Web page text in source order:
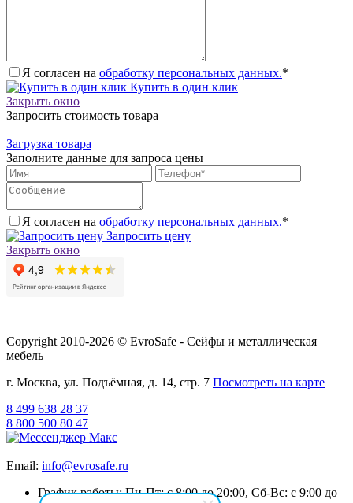
Я согласен на обработку персональных данных.*
Купить в один клик
Закрыть окно
Запросить стоимость товара
Загрузка товара
Заполните данные для запроса цены
Я согласен на обработку персональных данных.*
Запросить цену
Закрыть окно
Copyright 2010-2026 © EvroSafe - Сейфы и металлическая
мебель
г. Москва, ул. Подъёмная, д. 14, стр. 7 Посмотреть на карте
8 499 638 28 37
8 800 500 80 47
Email: info@evrosafe.ru
График работы: Пн-Пт: с 8:00 до 20:00, Сб-Вс: с 9:00 до